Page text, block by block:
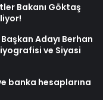
Bakanı Göktaş
Adayı Berhan
ve Siyasi
banka hesaplarına